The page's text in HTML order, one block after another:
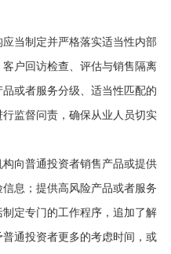
应当制定并严格落实适当性内部
户回访检查、评估与销售隔离
或者服务分级、适当性匹配的
监督问责，确保从业人员切实
构向普通投资者销售产品或提供
息；提供高风险产品或者服务
定专门的工作程序，追加了解
通投资者更多的考虑时间，或